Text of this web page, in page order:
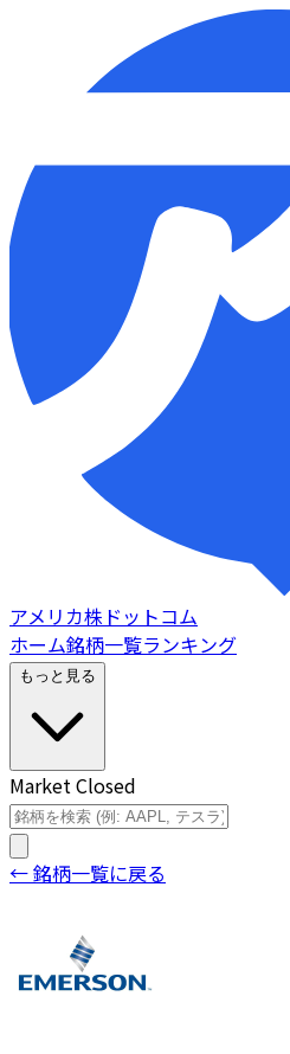
アメリカ株ドットコム
ホーム銘柄一覧ランキング
もっと見る
Market Closed
← 銘柄一覧に戻る